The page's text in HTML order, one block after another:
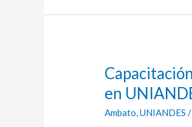
en
Ambato,UNIANDES
Capacitación
la
Herramienta